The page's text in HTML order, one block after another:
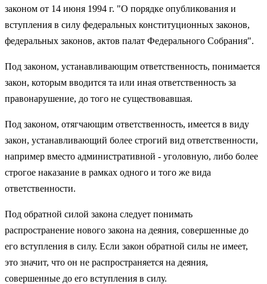
законом от 14 июня 1994 г. "О порядке опубликования и
вступления в силу федеральных конституционных законов,
федеральных законов, актов палат Федерального Собрания".
Под законом, устанавливающим ответственность, понимается
закон, которым вводится та или иная ответственность за
правонарушение, до того не существовавшая.
Под законом, отягчающим ответственность, имеется в виду
закон, устанавливающий более строгий вид ответственности,
например вместо административной - уголовную, либо более
строгое наказание в рамках одного и того же вида
ответственности.
Под обратной силой закона следует понимать
распространение нового закона на деяния, совершенные до
его вступления в силу. Если закон обратной силы не имеет,
это значит, что он не распространяется на деяния,
совершенные до его вступления в силу.